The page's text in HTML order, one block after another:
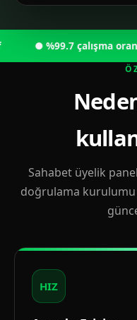
● %99.7 çalışma oranı
Sahabet üyelik
doğrulama kurulumu
HIZ